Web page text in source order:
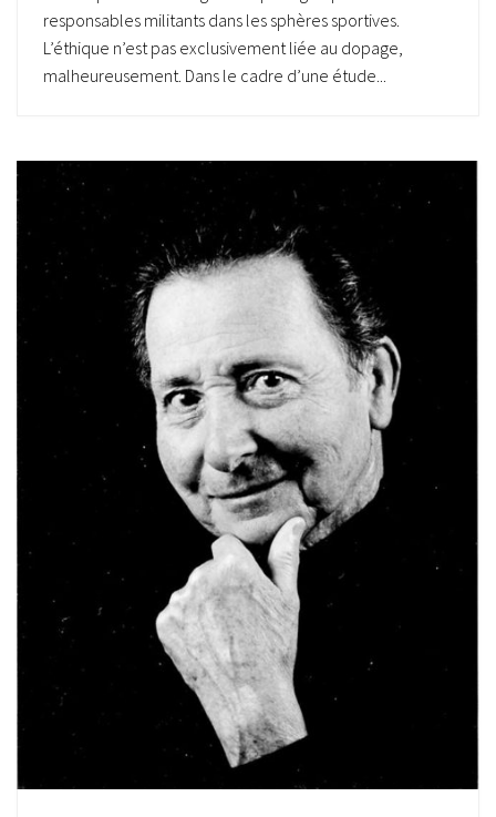
responsables militants dans les sphères sportives.
L’éthique n’est pas exclusivement liée au dopage,
malheureusement. Dans le cadre d’une étude...